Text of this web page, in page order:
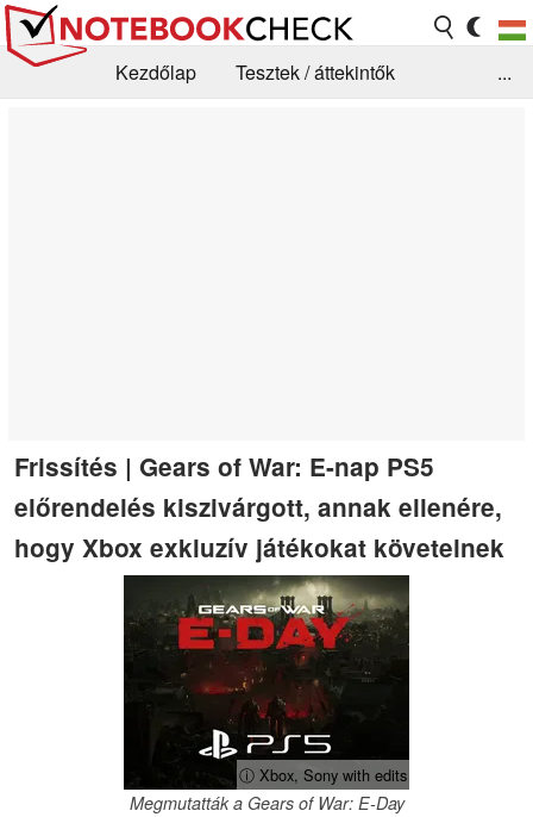
Kezdőlap
Tesztek / áttekintők
...
Frissítés | Gears of War: E-nap PS5
előrendelés kiszivárgott, annak ellenére,
hogy Xbox exkluzív játékokat követelnek
ⓘ Xbox, Sony with edits
Megmutatták a Gears of War: E-Day